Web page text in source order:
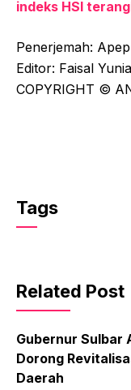
indeks HSI
Penerjemah:
Editor: Faisal
COPYRIGHT ©
Tags
Related Post
Gubernur Sulbar
Dorong
Daerah